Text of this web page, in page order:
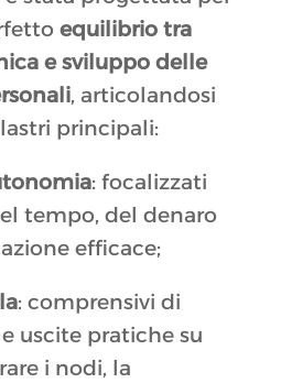
equilibrio tra
e sviluppo delle
, articolandosi
principali:
: focalizzati
tempo, del denaro
efficace;
: comprensivi di
uscite pratiche su
i nodi, la